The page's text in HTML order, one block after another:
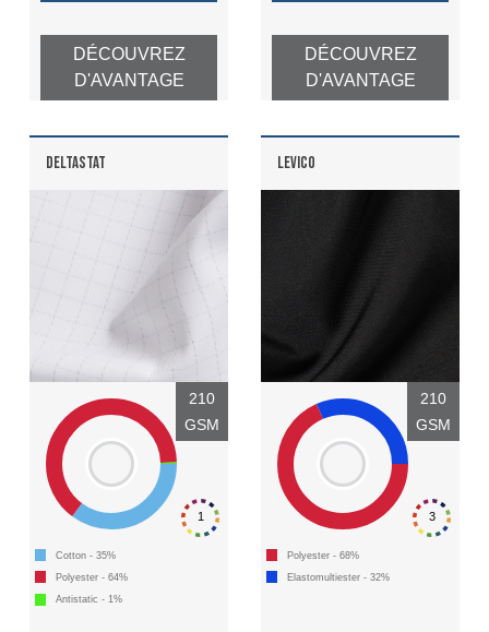
DÉCOUVREZ
D'AVANTAGE
DÉCOUVREZ
D'AVANTAGE
DELTASTAT
1
210
GSM
Cotton - 35%
Polyester - 64%
Antistatic - 1%
LEVICO
3
210
GSM
Polyester - 68%
Elastomultiester - 32%